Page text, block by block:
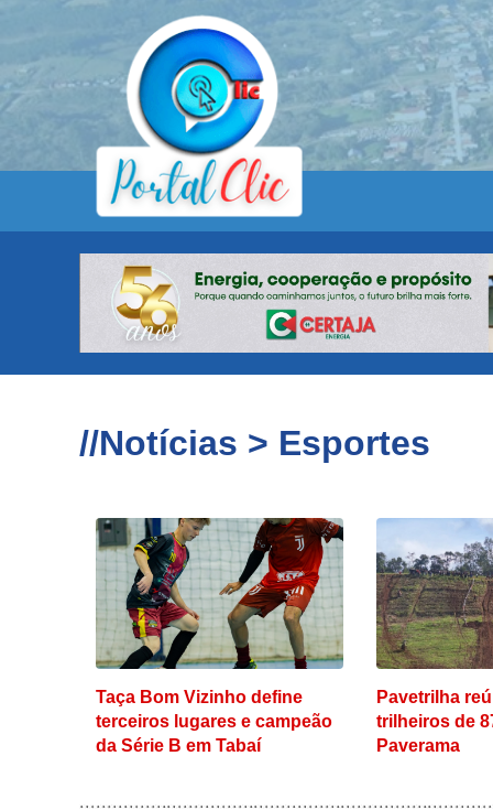
//Notícias > Esportes
Taça Bom Vizinho define
terceiros lugares e campeão
da Série B em Tabaí
Pavetrilha
trilheiros de
Paverama